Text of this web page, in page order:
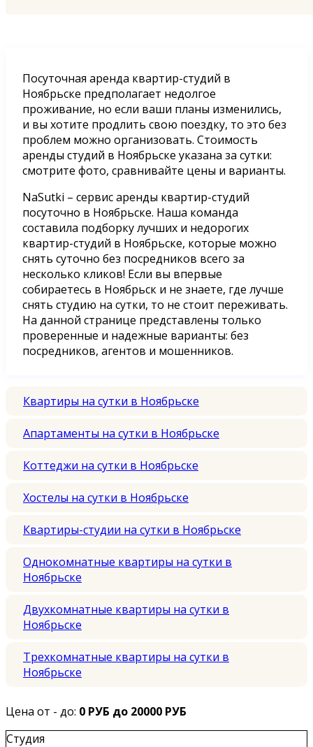
Посуточная аренда квартир-студий в
Ноябрьске предполагает недолгое
проживание, но если ваши планы изменились,
и вы хотите продлить свою поездку, то это без
проблем можно организовать. Стоимость
аренды студий в Ноябрьске указана за сутки:
смотрите фото, сравнивайте цены и варианты.
NaSutki – сервис аренды квартир-студий
посуточно в Ноябрьске. Наша команда
составила подборку лучших и недорогих
квартир-студий в Ноябрьске, которые можно
снять суточно без посредников всего за
несколько кликов! Если вы впервые
собираетесь в Ноябрьск и не знаете, где лучше
снять студию на сутки, то не стоит переживать.
На данной странице представлены только
проверенные и надежные варианты: без
посредников, агентов и мошенников.
Квартиры на сутки в Ноябрьске
Апартаменты на сутки в Ноябрьске
Коттеджи на сутки в Ноябрьске
Хостелы на сутки в Ноябрьске
Квартиры-студии на сутки в Ноябрьске
Однокомнатные квартиры на сутки в
Ноябрьске
Двухкомнатные квартиры на сутки в
Ноябрьске
Трехкомнатные квартиры на сутки в
Ноябрьске
Цена от - до: 0 РУБ до 20000 РУБ
Студия